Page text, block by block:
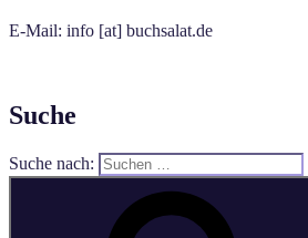
E-Mail: info [at] buchsalat.de
Suche
Suche nach: